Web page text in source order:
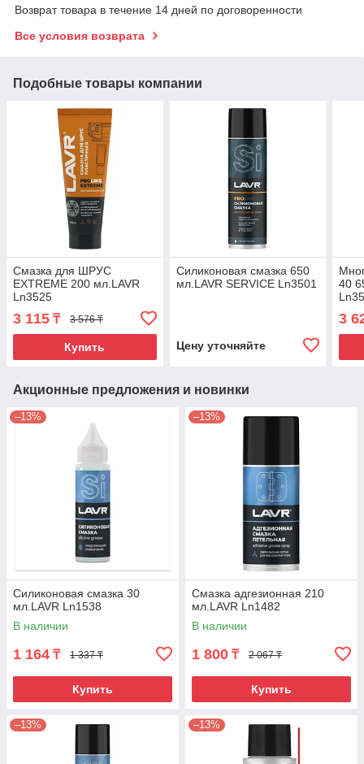
Возврат товара в течение 14 дней по договоренности
Все условия возврата
Подобные товары компании
Смазка для ШРУС
EXTREME 200 мл.LAVR
Ln3525
3 115 ₸ 3 576 ₸
Купить
Силиконовая смазка 650
мл.LAVR SERVICE Ln3501
Цену уточняйте
40
3
Акционные предложения и новинки
–13%
Силиконовая смазка 30
мл.LAVR Ln1538
В наличии
1 164 ₸ 1 337 ₸
Купить
–13%
Смазка адгезионная 210
мл.LAVR Ln1482
В наличии
1 800 ₸ 2 067 ₸
Купить
–13% –13%